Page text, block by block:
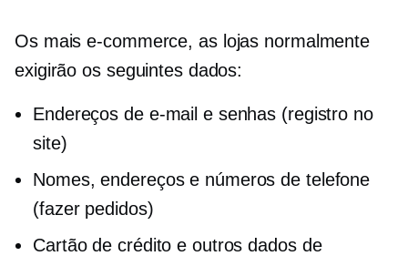
Os maise-commerce, as lojas normalmente
exigirão os seguintes dados:
Endereços de e-mail e senhas (registro no
site)
Nomes, endereços e números de telefone
(fazer pedidos)
Cartão de crédito e outros dados de